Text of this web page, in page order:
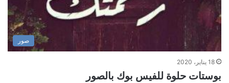
صور
18 يناير، 2020
بوستات حلوة للفيس بوك بالصور